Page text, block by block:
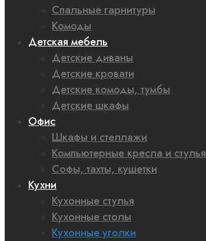
Спальные гарнитуры
Комоды
Детская мебель
Детские диваны
Детские кровати
Детские комоды, тумбы
Детские шкафы
Офис
Шкафы и стеллажи
Компьютерные кресла и стулья
Софы, тахты, кушетки
Кухни
Кухонные стулья
Кухонные столы
Кухонные уголки